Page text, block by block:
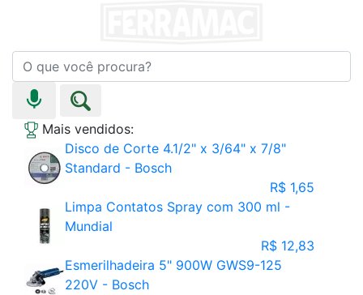
Mais vendidos:
Disco de Corte 4.1/2" x 3/64" x 7/8"
Standard - Bosch
R$ 1,65
Limpa Contatos Spray com 300 ml -
Mundial
R$ 12,83
Esmerilhadeira 5" 900W GWS9-125
220V - Bosch